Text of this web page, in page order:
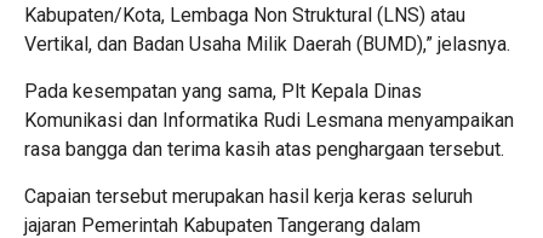
Kabupaten/Kota, Lembaga Non Struktural (LNS) atau
Vertikal, dan Badan Usaha Milik Daerah (BUMD),” jelasnya.
Pada kesempatan yang sama, Plt Kepala Dinas
Komunikasi dan Informatika Rudi Lesmana menyampaikan
rasa bangga dan terima kasih atas penghargaan tersebut.
Capaian tersebut merupakan hasil kerja keras seluruh
jajaran Pemerintah Kabupaten Tangerang dalam